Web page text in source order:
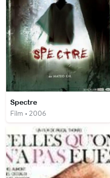
Spectre
Film • 2006